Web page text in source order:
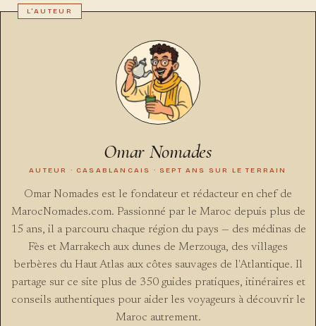
Omar Nomades
AUTEUR · CASABLANCAIS · SEPT ANS SUR LE TERRAIN
Omar Nomades est le fondateur et rédacteur en chef de
MarocNomades.com. Passionné par le Maroc depuis plus de
15 ans, il a parcouru chaque région du pays — des médinas de
Fès et Marrakech aux dunes de Merzouga, des villages
berbères du Haut Atlas aux côtes sauvages de l'Atlantique. Il
partage sur ce site plus de 350 guides pratiques, itinéraires et
conseils authentiques pour aider les voyageurs à découvrir le
Maroc autrement.